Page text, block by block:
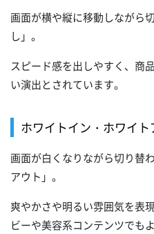
画面が横や縦に移動しながら
し」。
スピード感を出しやすく、商
い演出とされています。
ホワイトイン・ホワイト
画面が白くなりながら切り替
アウト」。
爽やかさや明るい雰囲気を表
ビーや美容系コンテンツでも